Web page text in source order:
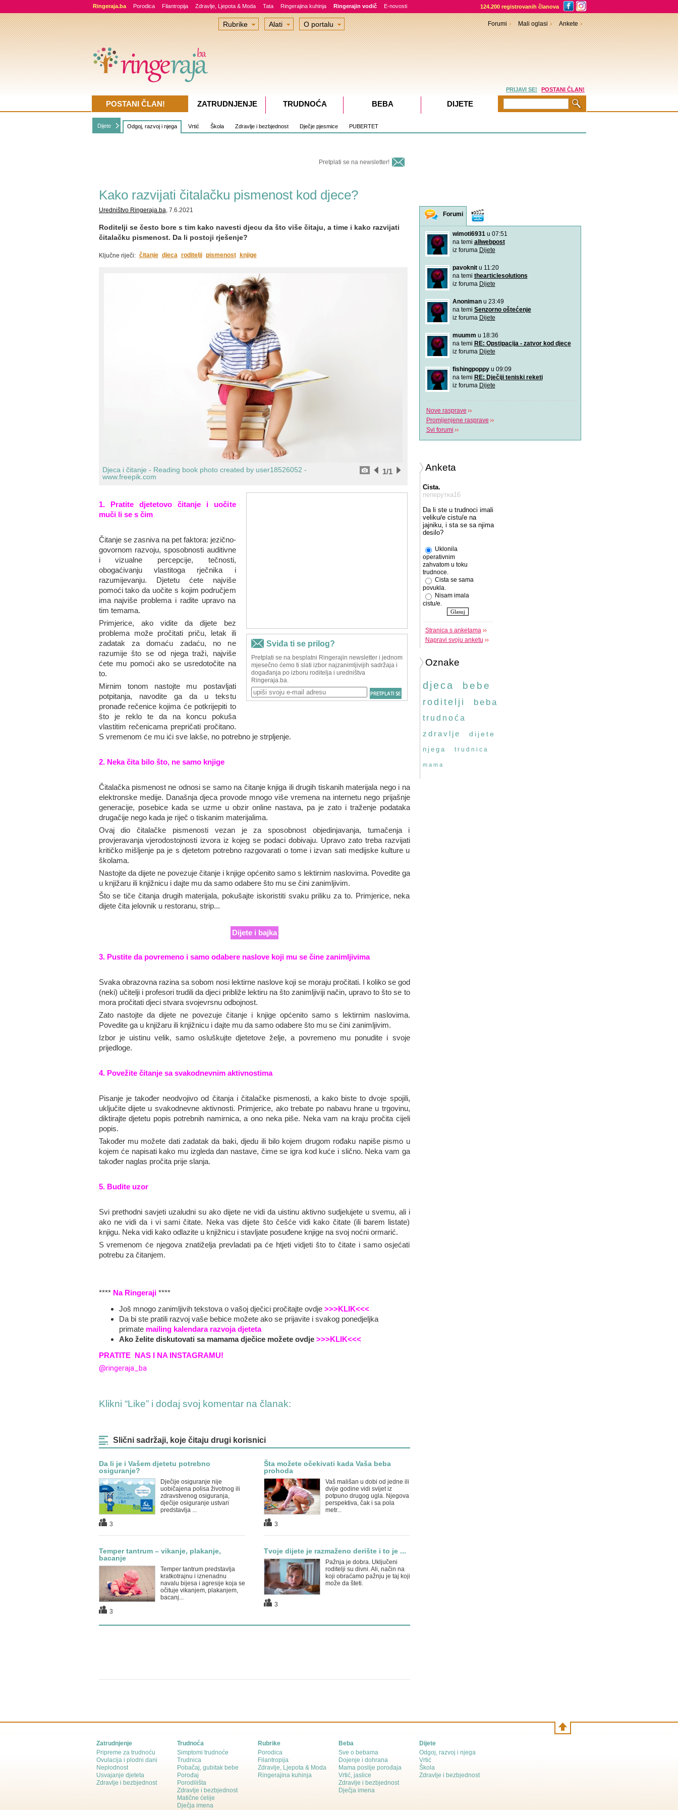
Ringeraja.ba Porodica Filantropija Zdravlje, Ljepota & Moda Tata Ringerajina kuhinja Ringerajin vodič E-novosti 124.200 registrovanih članova
Dijete Odgoj, razvoj i njega Vrtić Škola Zdravlje i bezbjednost Dječje pjesmice PUBERTET
Pretplati se na newsletter!
Kako razvijati čitalačku pismenost kod djece?
Uredništvo Ringeraja.ba, 7.6.2021
Roditelji se često bore s tim kako navesti djecu da što više čitaju, a time i kako razvijati
čitalačku pismenost. Da li postoji rješenje?
Ključne riječi: čitanje djeca roditelji pismenost knjige
Djeca i čitanje - Reading book photo created by user18526052 -
www.freepik.com
/1
1
1. Pratite djetetovo čitanje i uočite
muči li se s čim
Čitanje se zasniva na pet faktora: jezično-
govornom razvoju, sposobnosti auditivne
i vizualne percepcije, tečnosti,
obogaćivanju vlastitoga rječnika i
razumijevanju. Djetetu ćete najviše
pomoći tako da uočite s kojim područjem
ima najviše problema i radite upravo na
tim temama.
Primjerice, ako vidite da dijete bez
problema može pročitati priču, letak ili
zadatak za domaću zadaću, no ne
razumije što se od njega traži, najviše
ćete mu pomoći ako se usredotočite na
to.
Mirnim tonom nastojte mu postavljati
potpitanja, navodite ga da u tekstu
pronađe rečenice kojima će potkrijepiti to
što je reklo te da na koncu pokuša
vlastitim rečenicama prepričati pročitano.
S vremenom će mu ići sve lakše, no potrebno je strpljenje.
2. Neka čita bilo što, ne samo knjige
Čitalačka pismenost ne odnosi se samo na čitanje knjiga ili drugih tiskanih materijala nego i na
elektronske medije. Današnja djeca provode mnogo više vremena na internetu nego prijašnje
generacije, posebice kada se uzme u obzir online nastava, pa je zato i traženje podataka
drugačije nego kada je riječ o tiskanim materijalima.
Ovaj dio čitalačke pismenosti vezan je za sposobnost objedinjavanja, tumačenja i
provjeravanja vjerodostojnosti izvora iz kojeg se podaci dobivaju. Upravo zato treba razvijati
kritičko mišljenje pa je s djetetom potrebno razgovarati o tome i izvan sati medijske kulture u
školama.
Nastojte da dijete ne povezuje čitanje i knjige općenito samo s lektirnim naslovima. Povedite ga
u knjižaru ili knjižnicu i dajte mu da samo odabere što mu se čini zanimljivim.
Što se tiče čitanja drugih materijala, pokušajte iskoristiti svaku priliku za to. Primjerice, neka
dijete čita jelovnik u restoranu, strip...
Dijete i bajka
3. Pustite da povremeno i samo odabere naslove koji mu se čine zanimljivima
Svaka obrazovna razina sa sobom nosi lektirne naslove koji se moraju pročitati. I koliko se god
(neki) učitelji i profesori trudili da djeci približe lektiru na što zanimljiviji način, upravo to što se to
mora pročitati djeci stvara svojevrsnu odbojnost.
Zato nastojte da dijete ne povezuje čitanje i knjige općenito samo s lektirnim naslovima.
Povedite ga u knjižaru ili knjižnicu i dajte mu da samo odabere što mu se čini zanimljivim.
Izbor je uistinu velik, samo osluškujte djetetove želje, a povremeno mu ponudite i svoje
prijedloge.
4. Povežite čitanje sa svakodnevnim aktivnostima
Pisanje je također neodvojivo od čitanja i čitalačke pismenosti, a kako biste to dvoje spojili,
uključite dijete u svakodnevne aktivnosti. Primjerice, ako trebate po nabavu hrane u trgovinu,
diktirajte djetetu popis potrebnih namirnica, a ono neka piše. Neka vam na kraju pročita cijeli
popis.
Također mu možete dati zadatak da baki, djedu ili bilo kojem drugom rođaku napiše pismo u
kojem će napisati kako mu izgleda dan nastave, čime se igra kod kuće i slično. Neka vam ga
također naglas pročita prije slanja.
5. Budite uzor
Svi prethodni savjeti uzaludni su ako dijete ne vidi da uistinu aktivno sudjelujete u svemu, ali i
ako ne vidi da i vi sami čitate. Neka vas dijete što češće vidi kako čitate (ili barem listate)
knjigu. Neka vidi kako odlazite u knjižnicu i stavljate posuđene knjige na svoj noćni ormarić.
S vremenom će njegova znatiželja prevladati pa će htjeti vidjeti što to čitate i samo osjećati
potrebu za čitanjem.
**** Na Ringeraji ****
Još mnogo zanimljivih tekstova o vašoj dječici pročitajte ovdje >>>KLIK<<<
Da bi ste pratili razvoj vaše bebice možete ako se prijavite i svakog ponedjeljka
primate mailing kalendara razvoja djeteta
Ako želite diskutovati sa mamama dječice možete ovdje >>>KLIK<<<
PRATITE NAS I NA INSTAGRAMU!
@ringeraja_ba
Klikni “Like” i dodaj svoj komentar na članak:
Slični sadržaji, koje čitaju drugi korisnici
Da li je i Vašem djetetu potrebno
osiguranje?
Dječije osiguranje nije
uobičajena polisa životnog ili
zdravstvenog osiguranja,
dječije osiguranje ustvari
predstavlja ...
3
Šta možete očekivati kada Vaša beba
prohoda
Vaš mališan u dobi od jedne ili
dvije godine vidi svijet iz
potpuno drugog ugla. Njegova
perspektiva, čak i sa pola
metr...
3
Temper tantrum – vikanje, plakanje,
bacanje
Temper tantrum predstavlja
kratkotrajnu i iznenadnu
navalu bijesa i agresije koja se
očituje vikanjem, plakanjem,
bacanj...
3
Tvoje dijete je razmaženo derište i to je ...
Pažnja je dobra. Uključeni
roditelji su divni. Ali, način na
koji obraćamo pažnju je taj koji
može da šteti.
3
Forumi
wimoti6931u 07:51
na temi allwebpost
iz foruma Dijete
pavoknitu 11:20
na temi thearticlesolutions
iz foruma Dijete
Anonimanu 23:49
na temi Senzorno oštećenje
iz foruma Dijete
muumm u 18:36
na temi RE: Opstipacija - zatvor kod djece
iz foruma Dijete
fishingpoppyu 09:09
na temi RE: Dječiji teniski reketi
iz foruma Dijete
Nove rasprave
Promijenjene rasprave
Svi forumi
Anketa
Cista.
пеперутка16
Da li ste u trudnoci imali
veliku/e cistu/e na
jajniku, i sta se sa njima
desilo?
Uklonila
operativnim
zahvatom u toku
trudnoce.
Cista se sama
povukla.
Nisam imala
cistu/e.
Stranica s anketama
Napravi svoju anketu
Oznake
djeca bebe
roditelji beba
trudnoća
zdravlje
dijete
njega trudnica
mama
Rubrike Alati O portalu Forumi Mali oglasi Ankete
PRIJAVI SE! POSTANI ČLAN!
POSTANI ČLAN! ZATRUDNJENJE TRUDNOĆA BEBA DIJETE
Zatrudnjenje
Pripreme za trudnoću
Ovulacija i plodni dani
Neplodnost
Usvajanje djeteta
Zdravlje i bezbjednost
Trudnoća
Simptomi trudnoće
Trudnica
Pobačaj, gubitak bebe
Porođaj
Porodilišta
Zdravlje i bezbjednost
Matične ćelije
Dječja imena
Rubrike
Porodica
Filantropija
Zdravlje, Ljepota & Moda
Ringerajina kuhinja
Beba
Sve o bebama
Dojenje i dohrana
Mama poslije porođaja
Vrtić, jaslice
Zdravlje i bezbjednost
Dječja imena
Dijete
Odgoj, razvoj i njega
Vrtić
Škola
Zdravlje i bezbjednost